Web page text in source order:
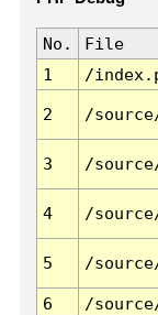
No. File
1
/
2 /
3 /
4 /
5 /
6 /